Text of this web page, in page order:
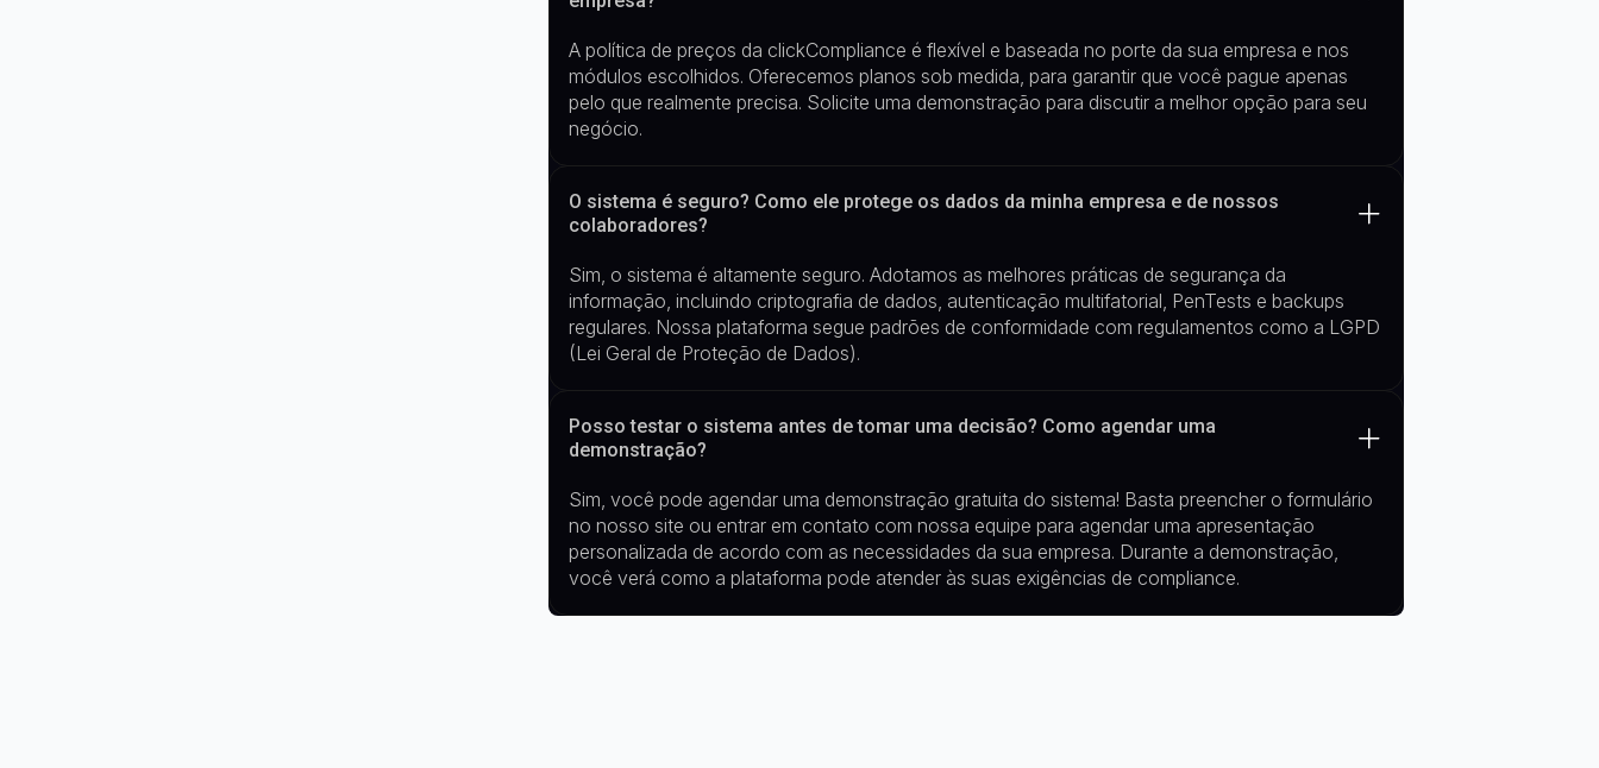
A política de preços da clickCompliance é flexível e baseada no porte da sua empresa e nos
módulos escolhidos. Oferecemos planos sob medida, para garantir que você pague apenas
pelo que realmente precisa. Solicite uma demonstração para discutir a melhor opção para seu
negócio.
O sistema é seguro? Como ele protege os dados da minha empresa e de nossos
colaboradores?
Sim, o sistema é altamente seguro. Adotamos as melhores práticas de segurança da
informação, incluindo criptografia de dados, autenticação multifatorial, PenTests e backups
regulares. Nossa plataforma segue padrões de conformidade com regulamentos como a LGPD
(Lei Geral de Proteção de Dados).
Posso testar o sistema antes de tomar uma decisão? Como agendar uma
demonstração?
Sim, você pode agendar uma demonstração gratuita do sistema! Basta preencher o formulário
no nosso site ou entrar em contato com nossa equipe para agendar uma apresentação
personalizada de acordo com as necessidades da sua empresa. Durante a demonstração,
você verá como a plataforma pode atender às suas exigências de compliance.